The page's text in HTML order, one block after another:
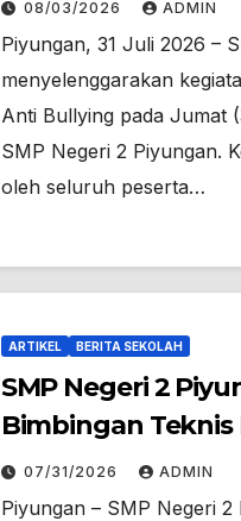
08/03/2026 ADMIN
Piyungan, 31 Juli 2026 –
menyelenggarakan
Anti Bullying pada Jumat
SMP Negeri 2 Piyungan.
oleh seluruh peserta…
ARTIKEL BERITA SEKOLAH
SMP Negeri 2
Bimbingan Teknis
Mendalam untuk
Kualitas
07/31/2026 ADMIN
Piyungan – SMP Negeri 2